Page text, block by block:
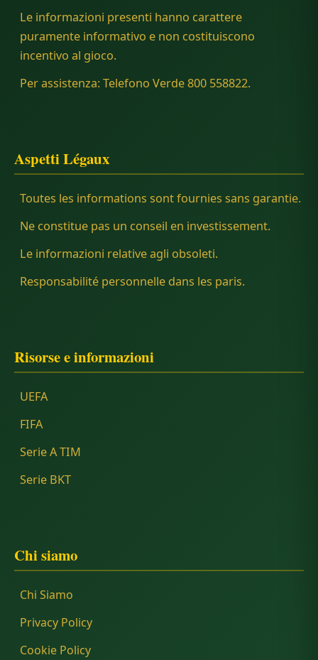
Le informazioni presenti hanno carattere
puramente informativo e non costituiscono
incentivo al gioco.
Per assistenza: Telefono Verde 800 558822.
Aspetti Légaux
Toutes les informations sont fournies sans garantie.
Ne constitue pas un conseil en investissement.
Le informazioni relative agli obsoleti.
Responsabilité personnelle dans les paris.
Risorse e informazioni
UEFA
FIFA
Serie A TIM
Serie BKT
Chi siamo
Chi Siamo
Privacy Policy
Cookie Policy